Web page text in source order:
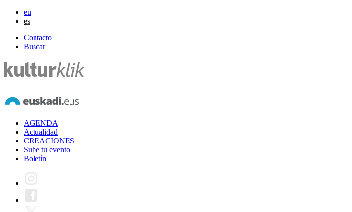
eu
es
Contacto
Buscar
AGENDA
Actualidad
CREACIONES
Sube tu evento
Boletín